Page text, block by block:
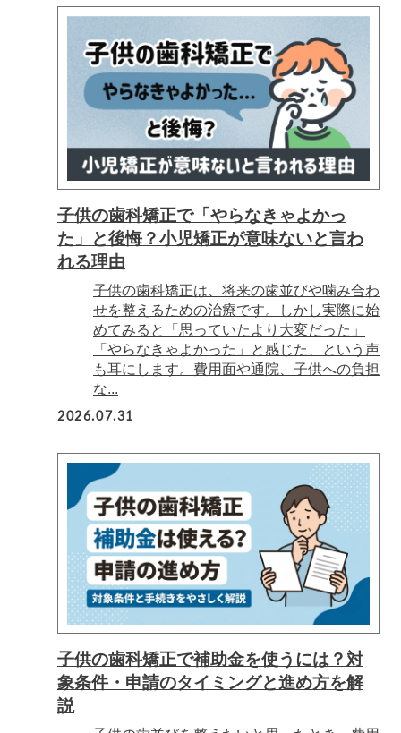
子供の歯科矯正で「やらなきゃよかっ
た」と後悔？小児矯正が意味ないと言わ
れる理由
子供の歯科矯正は、将来の歯並びや噛み合わ
せを整えるための治療です。しかし実際に始
めてみると「思っていたより大変だった」
「やらなきゃよかった」と感じた、という声
も耳にします。費用面や通院、子供への負担
な...
2026.07.31
子供の歯科矯正で補助金を使うには？対
象条件・申請のタイミングと進め方を解
説